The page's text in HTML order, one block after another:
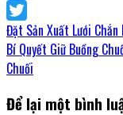
Facebook
Twitter
Đặt Sản Xuất Lưới Chắn
Bí Quyết Giữ Buồng
Chuối
Để lại một bình